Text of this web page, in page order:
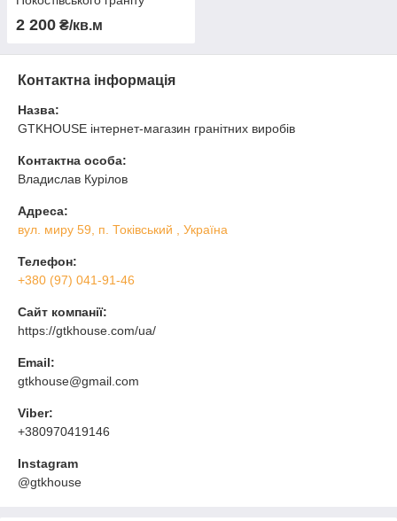
2 200 ₴/кв.м
Контактна інформація
Назва:
GTKHOUSE інтернет-магазин гранітних виробів
Контактна особа:
Владислав Курілов
Адреса:
вул. миру 59, п. Токівський , Україна
Телефон:
+380 (97) 041-91-46
Сайт компанії:
https://gtkhouse.com/ua/
Email:
gtkhouse@gmail.com
Viber:
+380970419146
Instagram
@gtkhouse